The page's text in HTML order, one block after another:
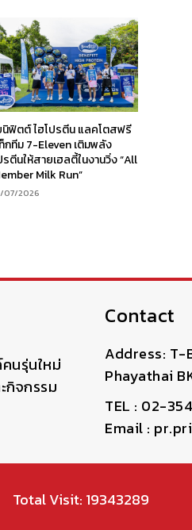
นิฟิตต์ ไฮโปรตีน แลคโตสฟรี
กทีม 7-Eleven เติมพลัง
รตีนให้สายเฮลตี้ในงานวิ่ง “All
Milk Run”
07/2026
นรุ่นใหม่
กิจกรรม
Contact
Address: T-
Phayathai
TEL : 02-
Email :
Total Visit: 19343289